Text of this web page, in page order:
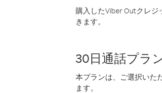
購入したViber Outクレ
きます。
30日通話プラ
本プランは、ご選択いた
ます。